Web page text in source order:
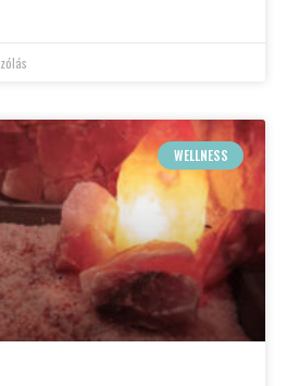
WELLNESS